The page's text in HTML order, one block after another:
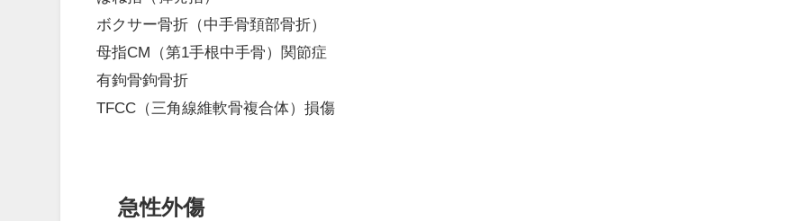
ボクサー骨折（中手骨頚部骨折）
母指CM（第1手根中手骨）関節症
有鉤骨鉤骨折
TFCC（三角線維軟骨複合体）損傷
急性外傷